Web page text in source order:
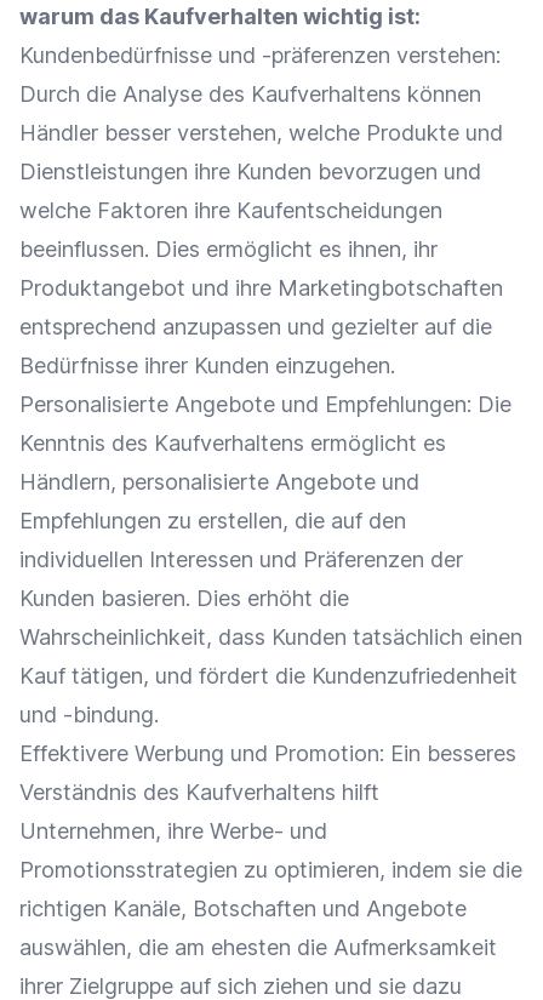
warum das Kaufverhalten wichtig ist:
Kundenbedürfnisse und -präferenzen verstehen:
Durch die Analyse des Kaufverhaltens können
Händler besser verstehen, welche Produkte und
Dienstleistungen ihre Kunden bevorzugen und
welche Faktoren ihre Kaufentscheidungen
beeinflussen. Dies ermöglicht es ihnen, ihr
Produktangebot und ihre Marketingbotschaften
entsprechend anzupassen und gezielter auf die
Bedürfnisse ihrer Kunden einzugehen.
Personalisierte Angebote und Empfehlungen: Die
Kenntnis des Kaufverhaltens ermöglicht es
Händlern, personalisierte Angebote und
Empfehlungen zu erstellen, die auf den
individuellen Interessen und Präferenzen der
Kunden basieren. Dies erhöht die
Wahrscheinlichkeit, dass Kunden tatsächlich einen
Kauf tätigen, und fördert die Kundenzufriedenheit
und -bindung.
Effektivere Werbung und Promotion: Ein besseres
Verständnis des Kaufverhaltens hilft
Unternehmen, ihre Werbe- und
Promotionsstrategien zu optimieren, indem sie die
richtigen Kanäle, Botschaften und Angebote
auswählen, die am ehesten die Aufmerksamkeit
ihrer Zielgruppe auf sich ziehen und sie dazu